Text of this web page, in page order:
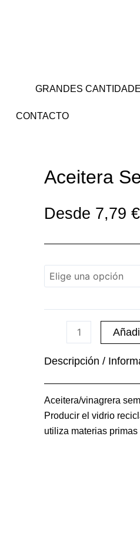
GRANDES
CONTACTO
Aceitera
Desde 7,79 €
Aceitera
Semiartesana
Descripción /
Aceitera/vinagrera
Producir el vidrio
utiliza materias